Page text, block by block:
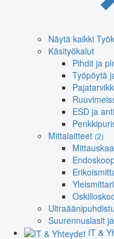
Näytä kaikki
Käsityökalut
Pihdit ja
Työpöytä
ESD ja
Mittalaitteet (2)
Suurennuslasit
IT &